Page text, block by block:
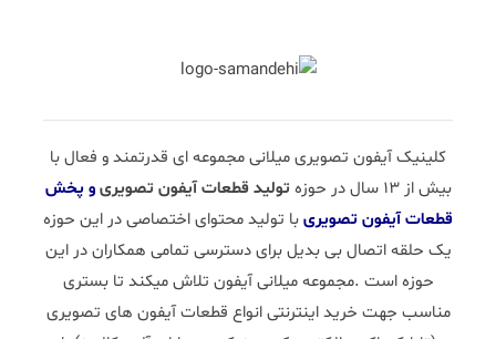
کلینیک آیفون تصویری میلانی مجموعه ای قدرتمند و فعال با
بیش از 13 سال در حوزه
تولید قطعات آیفون تصویریو پخش
قطعات آیفون تصویریبا تولید محتوای اختصاصی در این حوزه
یک حلقه اتصال بی بدیل برای دسترسی تمامی همکاران در این
حوزه است .مجموعه میلانی آیفون تلاش میکند تا بستری
مناسب جهت خرید اینترنتی انواع قطعات آیفون های تصویری